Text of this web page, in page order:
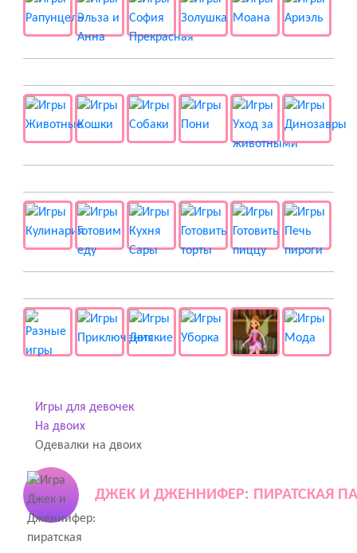
Игры для девочек
На двоих
Одевалки на двоих
ДЖЕК И ДЖЕННИФЕР: ПИРАТСКАЯ